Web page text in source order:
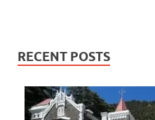
RECENT POSTS